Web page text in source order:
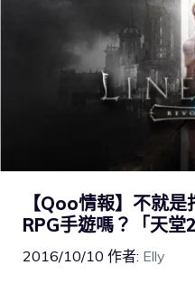
【Qoo情報】不就
RPG手遊嗎？「天
2016/10/10 作者: Elly